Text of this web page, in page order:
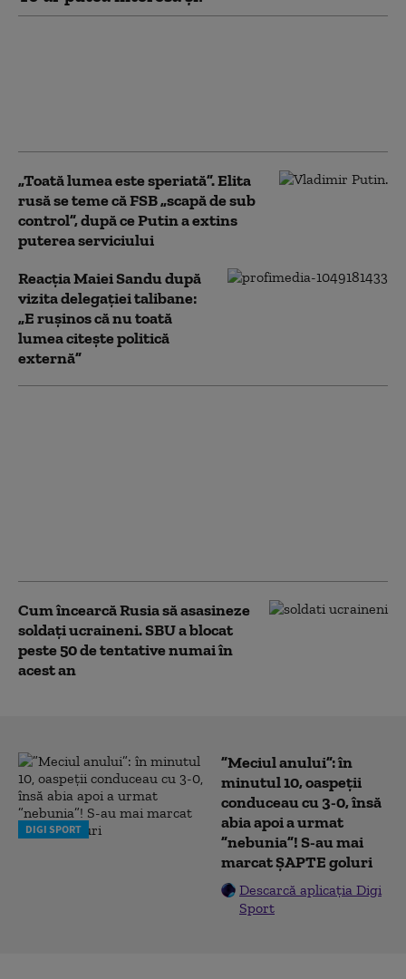
„Toată lumea este speriată”. Elita
rusă se teme că FSB „scapă de sub
control”, după ce Putin a extins
puterea serviciului
Reacția Maiei Sandu după
vizita delegaţiei talibane:
„E ruşinos că nu toată
lumea citeşte politică
externă”
Cum încearcă Rusia să asasineze
soldați ucraineni. SBU a blocat
peste 50 de tentative numai în
acest an
DIGI SPORT
”Meciul anului”: în
minutul 10, oaspeții
conduceau cu 3-0, însă
abia apoi a urmat
”nebunia”! S-au mai
marcat ȘAPTE goluri
Descarcă aplicația Digi
Sport